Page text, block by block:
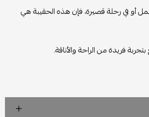
أو في رحلة قصيرة، فإن هذه الحقيبة هي
فريدة من الراحة والأناقة.